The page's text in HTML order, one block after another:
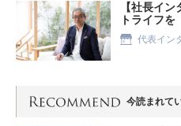
【社長イ
トライフを
代表イン
今読まれて